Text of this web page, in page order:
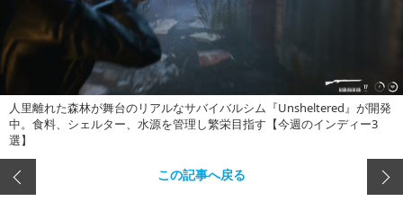
人里離れた森林が舞台のリアルなサバイバルシム『Unsheltered』が開発
中。食料、シェルター、水源を管理し繁栄目指す【今週のインディー3
選】
この記事へ戻る